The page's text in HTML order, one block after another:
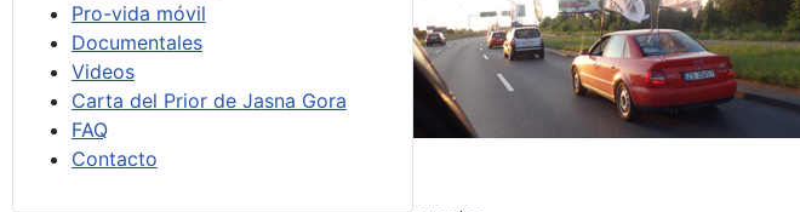
Pro-vida móvil
Documentales
Videos
Carta del Prior de Jasna Gora
FAQ
Contacto